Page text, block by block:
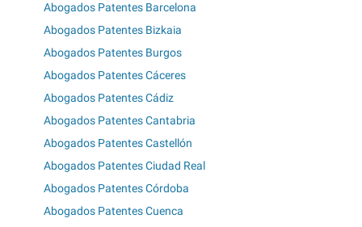
Abogados Patentes Barcelona
Abogados Patentes Bizkaia
Abogados Patentes Burgos
Abogados Patentes Cáceres
Abogados Patentes Cádiz
Abogados Patentes Cantabria
Abogados Patentes Castellón
Abogados Patentes Ciudad Real
Abogados Patentes Córdoba
Abogados Patentes Cuenca